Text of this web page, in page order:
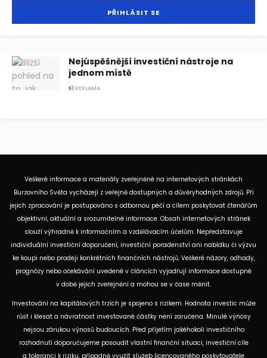
Nejúspěšnější investiční nástroje na
jednom místě
REKLAMA
Veškeré informace a materiály zveřejněné na internetových stránkách
Burzovního Světa vycházejí z veřejně dostupných a důvěryhodných zdrojů. Při
jejich zpracování je postupováno s odbornou péčí a cílem poskytovat čtenářům
objektivní, aktuální a srozumitelné informace. Obsah internetových stránek
slouží výhradně k informačním a vzdělávacím účelům. Nepředstavuje
individuální investiční doporučení, investiční poradenství ani nabídku či výzvu
ke koupi nebo prodeji konkrétních finančních nástrojů. Veškeré názory, odhady,
prognózy nebo očekávání uvedené v článcích vyjadřují informace dostupné
v době jejich zveřejnění a mohou se v čase měnit.
Investování na kapitálových trzích je spojeno s rizikem. Hodnota investic může
růst i klesat a návratnost investované částky není zaručena. Minulé výnosy
nejsou zárukou výnosů budoucích. Před přijetím jakéhokoli investičního
rozhodnutí doporučujeme posoudit vlastní finanční situaci, investiční cíle
a toleranci k riziku, případně využít služeb licencovaného poskytovatele